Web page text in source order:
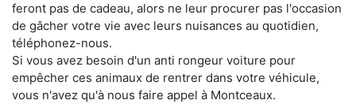
feront pas de cadeau, alors ne leur procurer pas l'occasion
de gâcher votre vie avec leurs nuisances au quotidien,
téléphonez-nous.
Si vous avez besoin d'un anti rongeur voiture pour
empêcher ces animaux de rentrer dans votre véhicule,
vous n'avez qu'à nous faire appel à Montceaux.